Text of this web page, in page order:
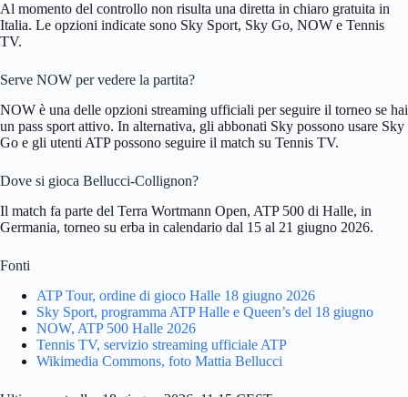
Al momento del controllo non risulta una diretta in chiaro gratuita in
Italia. Le opzioni indicate sono Sky Sport, Sky Go, NOW e Tennis
TV.
Serve NOW per vedere la partita?
NOW è una delle opzioni streaming ufficiali per seguire il torneo se hai
un pass sport attivo. In alternativa, gli abbonati Sky possono usare Sky
Go e gli utenti ATP possono seguire il match su Tennis TV.
Dove si gioca Bellucci-Collignon?
Il match fa parte del Terra Wortmann Open, ATP 500 di Halle, in
Germania, torneo su erba in calendario dal 15 al 21 giugno 2026.
Fonti
ATP Tour, ordine di gioco Halle 18 giugno 2026
Sky Sport, programma ATP Halle e Queen’s del 18 giugno
NOW, ATP 500 Halle 2026
Tennis TV, servizio streaming ufficiale ATP
Wikimedia Commons, foto Mattia Bellucci